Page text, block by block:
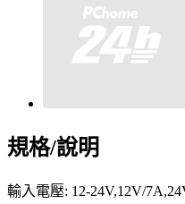
規格/說明
輸入電壓: 12-24V,12V/